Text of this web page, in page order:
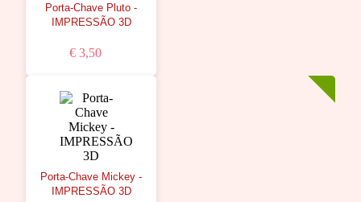
Porta-Chave Pluto -
IMPRESSÃO 3D
€ 3,50
Porta-Chave Mickey -
IMPRESSÃO 3D